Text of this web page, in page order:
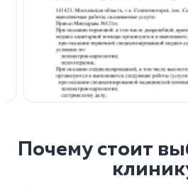
Почему стоит